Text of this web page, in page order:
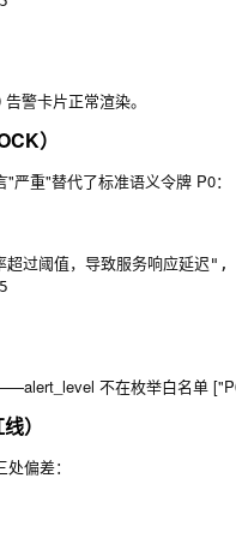
警卡片正常渲染。
）
"严重"替代了标准语义令牌 P0：
阈值，导致服务响应延迟",
——alert_level 不在枚举白名单
）
偏差：